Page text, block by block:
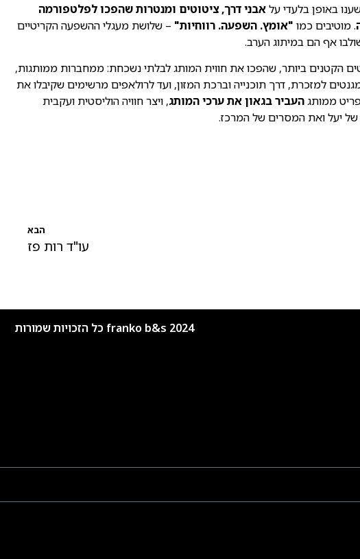
באופן בלעדי עלאבני דרך, ציטוטים ומנטרות שהפכו לפלטפורמה
. מוטיבים כמו "אומץ. השפעה. רווחיות" – שלושת מעגלי ההשפעה הקריטיים
אף הם במיתוג הערב.
הקטנים ביותר, שהפכו את חווית המותג לבלתי נשכחת: ממחברות ממותגות,
למזכרת, דרך תוכנייה וברכת המזון, ועד לרולאפים מרשימים שקיבלו את
ממותגהעביר בגאון את ערכי המותג, ויצר חוויה הוליסטית ועקבית
של יעל ואת המסרים של המרכז.
הבא
עו"ד רות פז
franko b&s 2024 כל הזכויות שמורות